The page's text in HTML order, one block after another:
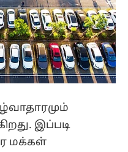
இப்படி
மக்கள்